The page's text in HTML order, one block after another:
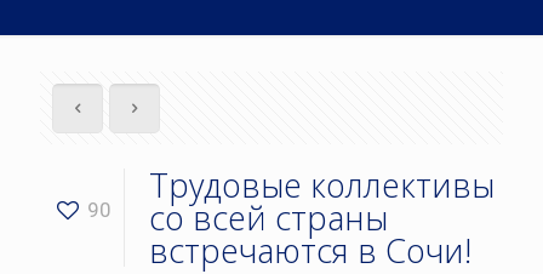
90
Трудовые коллективы
со всей страны
встречаются в Сочи!